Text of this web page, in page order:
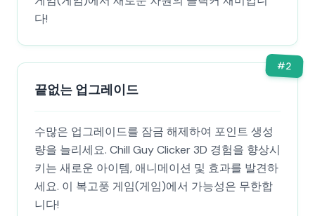
다!
#2
끝없는 업그레이드
수많은 업그레이드를 잠금 해제하여 포인트 생성
량을 늘리세요. Chill Guy Clicker 3D 경험을 향상시
키는 새로운 아이템, 애니메이션 및 효과를 발견하
세요. 이 복고풍 게임(게임)에서 가능성은 무한합
니다!